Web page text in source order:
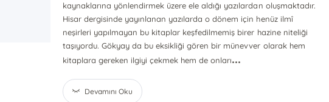
kaynaklarına yönlendirmek üzere ele aldığı yazılardan oluşmaktadır.
Hisar dergisinde yayınlanan yazılarda o dönem için henüz ilmî
neşirleri yapılmayan bu kitaplar keşfedilmemiş birer hazine niteliği
taşıyordu. Gökyay da bu eksikliği gören bir münevver olarak hem
kitaplara gereken ilgiyi çekmek hem de onları...
Devamını Oku